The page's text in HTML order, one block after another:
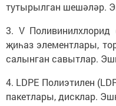
тутырылган шешәләр.
3. V Поливинилхлорид
җиһаз элементлары,
салынган савытлар.
4. LDPE Полиэтилен
пакетлары, дисклар.